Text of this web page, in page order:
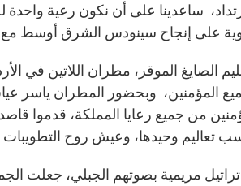
ساعدينا على أن نكون رعية واحدة
الصايغ الموقر، مطران اللاتين في
جميع المؤمنين، وبحضور المطران ياسر
من جميع رعايا المملكة، قدموا
مريمية بصوتهم الجبلي، جعلت